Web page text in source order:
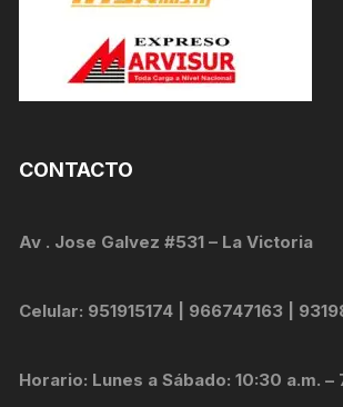
CONTACTO
Av . Jose Galvez #531 – La Victoria
Celular: 951915174 | 966747163 |
Horario: Lunes a Sábado: 10:30 a.m. –